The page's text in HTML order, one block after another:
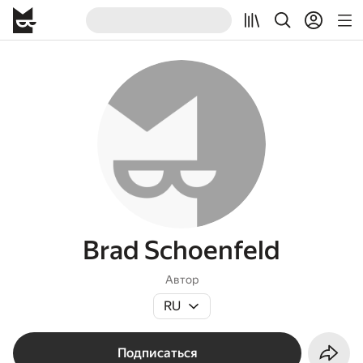
Brad Schoenfeld
Автор
RU
Подписаться